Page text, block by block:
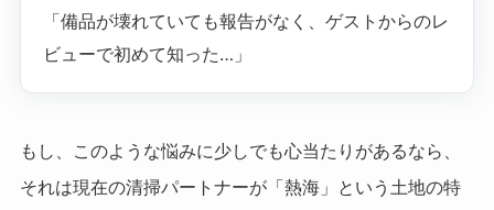
「備品が壊れていても報告がなく、ゲストからのレ
ビューで初めて知った…」
もし、このような悩みに少しでも心当たりがあるなら、
それは現在の清掃パートナーが「熱海」という土地の特